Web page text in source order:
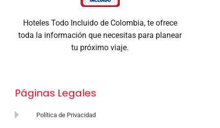
Hoteles Todo Incluido de Colombia, te ofrece
toda la información que necesitas para planear
tu próximo viaje.
Páginas Legales
Política de Privacidad